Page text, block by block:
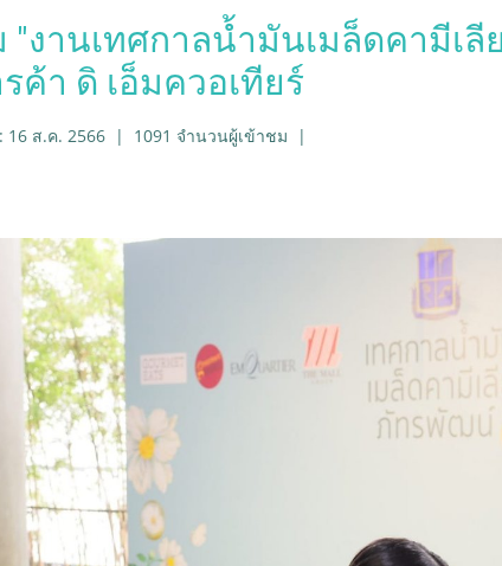
"งานเทศกาลน้ำมันเมล็ดคามีเ
ค้า ดิ เอ็มควอเทียร์
16 ส.ค. 2566 | 1091 จำนวนผู้เข้าชม |